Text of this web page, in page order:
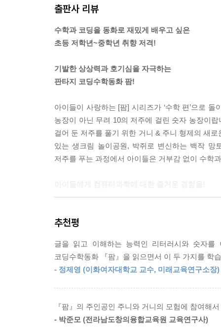
출판사 리뷰
수학과 코딩을 동화로 재밌게 배우고 싶은
초등 저학년~중학년 취향 저격!
기발한 상상력과 호기심을 자극하는
판타지 코딩수학동화 팜!
아이들이 사랑하는 [팜] 시리즈가 ‘수학 편’으로
농장이 아닌 무려 10의 저주에 걸린 숫자 농장이
걸어 둔 저주를 풀기 위한 거니 & 주니 형제의 새
있는 생크림 놀이공원, 박쥐로 변신하는 백작 망
저주를 푸는 과정에서 아이들은 거부감 없이 수학
상상력이 극대화된 이야기와 코믹한 삽화를 통해,
이야기를 읽다 보면 어느새 수학 개념과 코딩 지식
각 장의 이야기를 읽은 후에는 이야기와 연관
받아들이고, 뇌리에 스며듭니다. 『팜 코딩수학동
추천평
글을 읽고 이해하는 능력인 리터러시와 숫자
코딩수학동화 『팜』을 읽으면서 이 두 가지를 학
- 정제영 (이화여자대학교 교수, 미래교육연구소장)
『팜』의 주인공인 주니와 거니의 모험에 참여해
- 박준모 (전라남도창의융합교육원 교육연구사)